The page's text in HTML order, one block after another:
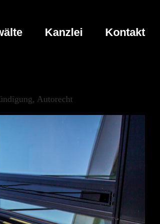
Kanzlei Kontakt
Autorecht